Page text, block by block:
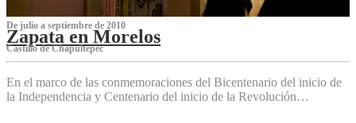
De julio a septiembre de 2010
Zapata en Morelos
Castillo de Chapultepec
En el marco de las conmemoraciones del Bicentenario del inicio de
la Independencia y Centenario del inicio de la Revolución…